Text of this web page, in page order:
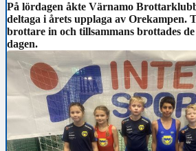
På lördagen åkte Värnamo
deltaga i årets upplaga av Orekampen.
brottare in och tillsammans brottades
dagen.